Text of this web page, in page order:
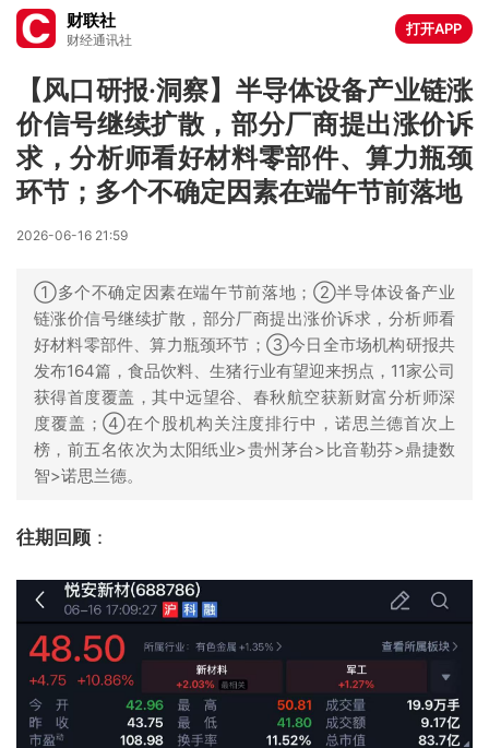
财联社
财经通讯社
打开APP
【风口研报·洞察】半导体设备产业链涨
价信号继续扩散，部分厂商提出涨价诉
求，分析师看好材料零部件、算力瓶颈
环节；多个不确定因素在端午节前落地
2026-06-16 21:59
①多个不确定因素在端午节前落地；②半导体设备产业
链涨价信号继续扩散，部分厂商提出涨价诉求，分析师看
好材料零部件、算力瓶颈环节；③今日全市场机构研报共
发布164篇，食品饮料、生猪行业有望迎来拐点，11家公司
获得首度覆盖，其中远望谷、春秋航空获新财富分析师深
度覆盖；④在个股机构关注度排行中，诺思兰德首次上
榜，前五名依次为太阳纸业>贵州茅台>比音勒芬>鼎捷数
智>诺思兰德。
往期回顾 ：